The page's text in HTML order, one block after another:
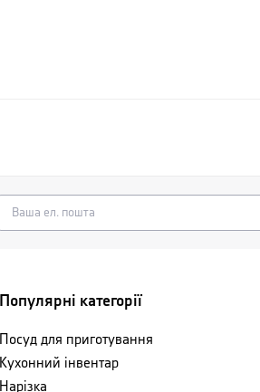
Популярні категорії
Посуд для приготування
Кухонний інвентар
Нарізка